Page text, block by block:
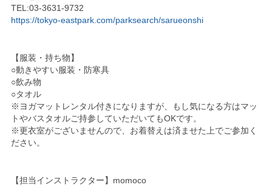
TEL:03-3631-9732
https://tokyo-eastpark.com/parksearch/sarueonshi
【服装・持ち物】
○動きやすい服装・防寒具
○飲み物
○タオル
※ヨガマットレンタル付きになりますが、もし気になる方はマッ
トやバスタオルご持参していただいてもOKです。
※更衣室がございませんので、お着替えは済ませた上でご参加く
ださい。
【担当インストラクター】momoco